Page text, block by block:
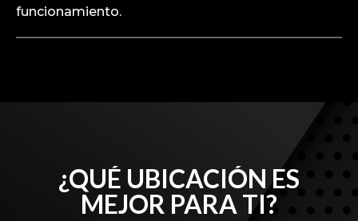
funcionamiento.
¿QUÉ UBICACIÓN ES
MEJOR PARA TI?